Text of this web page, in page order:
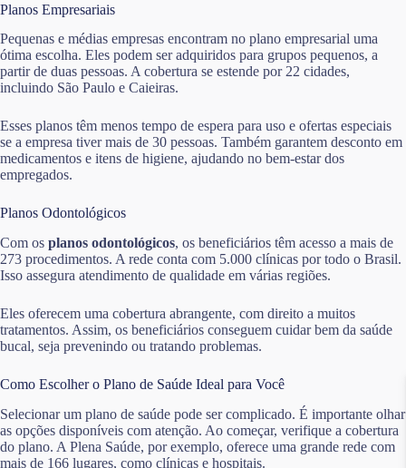
Planos Empresariais
Pequenas e médias empresas encontram no plano empresarial uma
ótima escolha. Eles podem ser adquiridos para grupos pequenos, a
partir de duas pessoas. A cobertura se estende por 22 cidades,
incluindo São Paulo e Caieiras.
Esses planos têm menos tempo de espera para uso e ofertas especiais
se a empresa tiver mais de 30 pessoas. Também garantem desconto em
medicamentos e itens de higiene, ajudando no bem-estar dos
empregados.
Planos Odontológicos
Com os planos odontológicos, os beneficiários têm acesso a mais de
273 procedimentos. A rede conta com 5.000 clínicas por todo o Brasil.
Isso assegura atendimento de qualidade em várias regiões.
Eles oferecem uma cobertura abrangente, com direito a muitos
tratamentos. Assim, os beneficiários conseguem cuidar bem da saúde
bucal, seja prevenindo ou tratando problemas.
Como Escolher o Plano de Saúde Ideal para Você
Selecionar um plano de saúde pode ser complicado. É importante olhar
as opções disponíveis com atenção. Ao começar, verifique a cobertura
do plano. A Plena Saúde, por exemplo, oferece uma grande rede com
mais de 166 lugares, como clínicas e hospitais.